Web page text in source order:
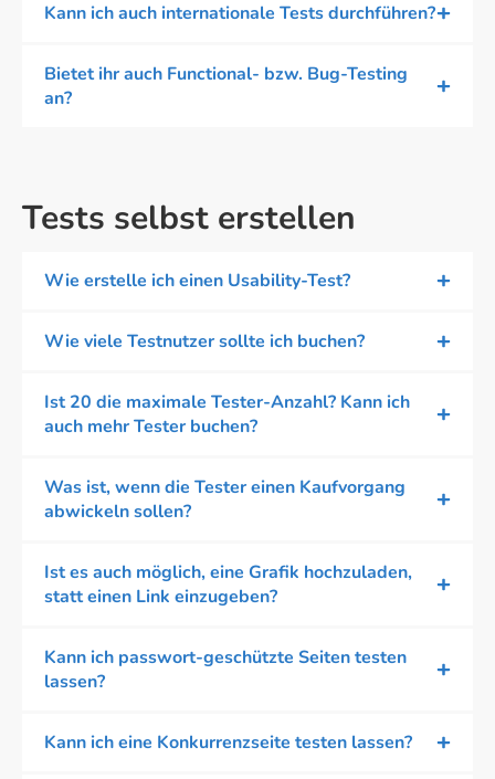
Kann ich auch internationale Tests durchführen?
Bietet ihr auch Functional- bzw. Bug-Testing
an?
Tests selbst erstellen
Wie erstelle ich einen Usability-Test?
Wie viele Testnutzer sollte ich buchen?
Ist 20 die maximale Tester-Anzahl? Kann ich
auch mehr Tester buchen?
Was ist, wenn die Tester einen Kaufvorgang
abwickeln sollen?
Ist es auch möglich, eine Grafik hochzuladen,
statt einen Link einzugeben?
Kann ich passwort-geschützte Seiten testen
lassen?
Kann ich eine Konkurrenzseite testen lassen?